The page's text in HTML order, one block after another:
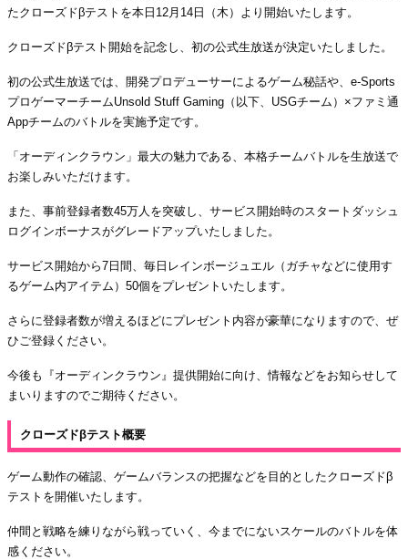
たクローズドβテストを本日12月14日（木）より開始いたします。
クローズドβテスト開始を記念し、初の公式生放送が決定いたしました。
初の公式生放送では、開発プロデューサーによるゲーム秘話や、e-Sports
プロゲーマーチームUnsold Stuff Gaming（以下、USGチーム）×ファミ通
Appチームのバトルを実施予定です。
「オーディンクラウン」最大の魅力である、本格チームバトルを生放送で
お楽しみいただけます。
また、事前登録者数45万人を突破し、サービス開始時のスタートダッシュ
ログインボーナスがグレードアップいたしました。
サービス開始から7日間、毎日レインボージュエル（ガチャなどに使用す
るゲーム内アイテム）50個をプレゼントいたします。
さらに登録者数が増えるほどにプレゼント内容が豪華になりますので、ぜ
ひご登録ください。
今後も『オーディンクラウン』提供開始に向け、情報などをお知らせして
まいりますのでご期待ください。
クローズドβテスト概要
ゲーム動作の確認、ゲームバランスの把握などを目的としたクローズドβ
テストを開催いたします。
仲間と戦略を練りながら戦っていく、今までにないスケールのバトルを体
感ください。